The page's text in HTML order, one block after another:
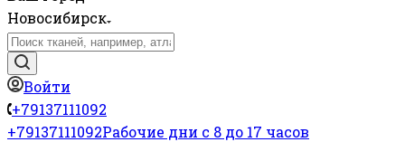
Новосибирск
Войти
+79137111092
+79137111092Рабочие дни с 8 до 17 часов